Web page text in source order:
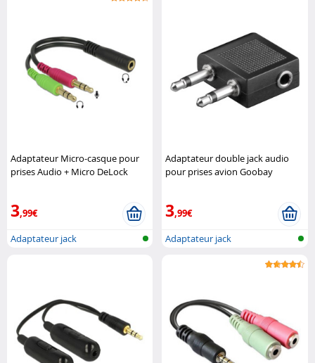
Adaptateur Micro-casque pour
prises Audio + Micro DeLock
3,99€
Adaptateur jack
Adaptateur double jack audio
pour prises avion Goobay
3,99€
Adaptateur jack